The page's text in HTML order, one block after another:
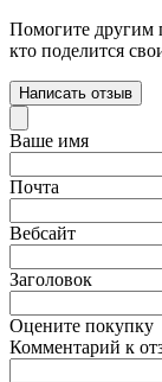
Помогите другим
кто поделится
Написать отзыв
Ваше имя
Почта
Вебсайт
Заголовок
Оцените покупку
Комментарий к